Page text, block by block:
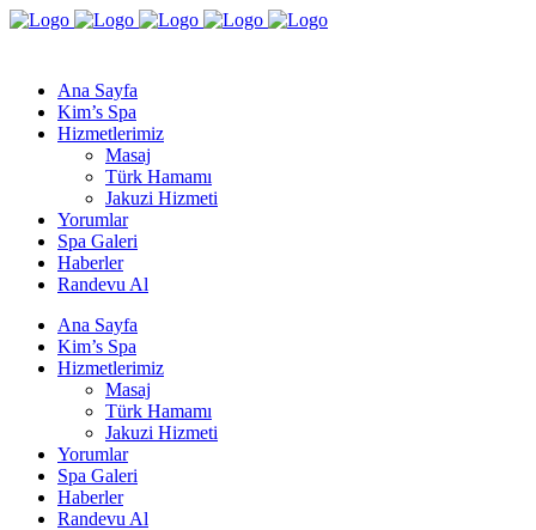
Ana Sayfa
Kim’s Spa
Hizmetlerimiz
Masaj
Türk Hamamı
Jakuzi Hizmeti
Yorumlar
Spa Galeri
Haberler
Randevu Al
Ana Sayfa
Kim’s Spa
Hizmetlerimiz
Masaj
Türk Hamamı
Jakuzi Hizmeti
Yorumlar
Spa Galeri
Haberler
Randevu Al